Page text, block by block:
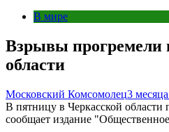
В мире
Взрывы прогремели
области
Московский Комсомолец3
В пятницу в Черкасской области
сообщает издание